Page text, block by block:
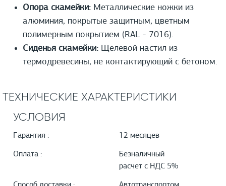
Опора скамейки: Металлические ножки из
алюминия, покрытые защитным, цветным
полимерным покрытием (RAL - 7016).
Сиденья скамейки: Щелевой настил из
термодревесины, не контактирующий с бетоном.
ТЕХНИЧЕСКИЕ ХАРАКТЕРИСТИКИ
УСЛОВИЯ
Гарантия : 12 месяцев
Оплата :
Безналичный
расчет с НДС 5%